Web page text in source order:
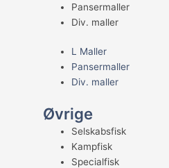
Pansermaller
Div. maller
L Maller
Pansermaller
Div. maller
Øvrige
Selskabsfisk
Kampfisk
Specialfisk